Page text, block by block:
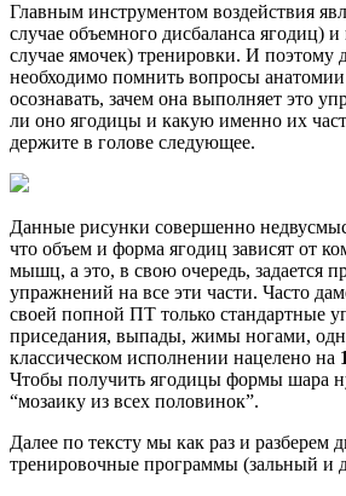
Главным инструментом воздействия
случае объемного дисбаланса ягодиц)
случае ямочек) тренировки. И поэтому
необходимо помнить вопросы
осознавать, зачем она выполняет это
ли оно ягодицы и какую именно их
держите в голове следующее.
Данные рисунки совершенно
что объем и форма ягодиц зависят от
мышц, а это, в свою очередь, задается
упражнений на все эти части. Часто
своей попной ПТ только стандартные
приседания, выпады, жимы ногами,
классическом исполнении нацелено на
Чтобы получить ягодицы формы шара
“мозаику из всех половинок”.
Далее по тексту мы как раз и разберем
тренировочные программы (зальный и